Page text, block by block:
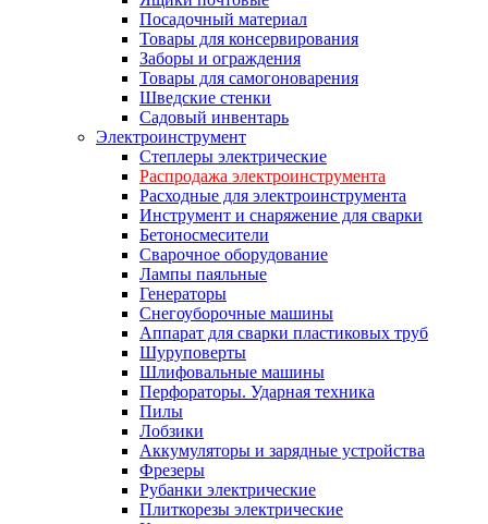
Посадочный материал
Товары для консервирования
Заборы и ограждения
Товары для самогоноварения
Шведские стенки
Садовый инвентарь
Электроинструмент
Степлеры электрические
Распродажа электроинструмента
Расходные для электроинструмента
Инструмент и снаряжение для сварки
Бетоносмесители
Сварочное оборудование
Лампы паяльные
Генераторы
Снегоуборочные машины
Аппарат для сварки пластиковых труб
Шуруповерты
Шлифовальные машины
Перфораторы. Ударная техника
Пилы
Лобзики
Аккумуляторы и зарядные устройства
Фрезеры
Рубанки электрические
Плиткорезы электрические